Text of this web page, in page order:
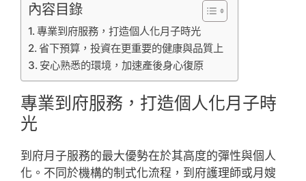
內容目錄
專業到府服務，打造個人化月子時光
省下預算，投資在更重要的健康與品質上
安心熟悉的環境，加速產後身心復原
專業到府服務，打造個人化月子時
光
到府月子服務的最大優勢在於其高度的彈性與個人
化。不同於機構的制式化流程，到府護理師或月嫂